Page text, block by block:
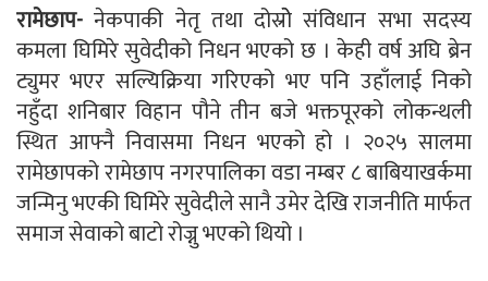
रामेछाप- नेकपाकी नेतृ तथा दोस्रोे संविधान सभा सदस्य
कमला घिमिरे सुवेदीको निधन भएको छ । केही वर्ष अघि ब्रेन
ट्युमर भएर सल्यिक्रिया गरिएको भए पनि उहाँलाई निको
नहुँदा शनिबार विहान पौने तीन बजे भक्तपूरको लोकन्थली
स्थित आफ्नै निवासमा निधन भएको हो । २०२५ सालमा
रामेछापको रामेछाप नगरपालिका वडा नम्बर ८ बाबियाखर्कमा
जन्मिनु भएकी घिमिरे सुवेदीले सानै उमेर देखि राजनीति मार्फत
समाज सेवाको बाटो रोज्नु भएको थियो ।